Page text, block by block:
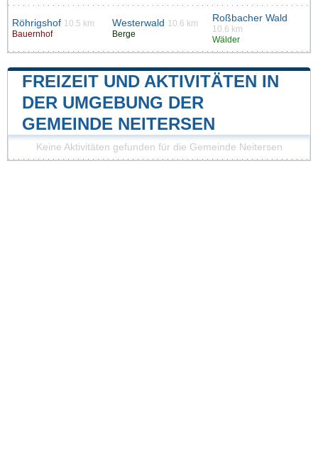
Röhrigshof 10.5 km
Bauernhof
Westerwald 10.6 km
Berge
Roßbacher Wald
10.6 km
Wälder
FREIZEIT UND AKTIVITÄTEN IN
DER UMGEBUNG DER
GEMEINDE NEITERSEN
Keine Aktivitäten gefunden für die Gemeinde Neitersen